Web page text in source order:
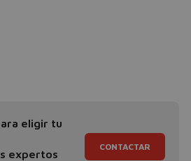
eligir tu
expertos
CONTACTAR